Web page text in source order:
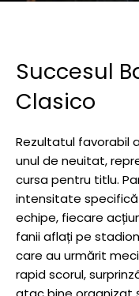
Succesul
Clasico
Rezultatul favorabil
unul de neuitat,
cursa pentru titlu.
intensitate
echipe, fiecare
fanii aflați pe
care au urmărit
rapid scorul,